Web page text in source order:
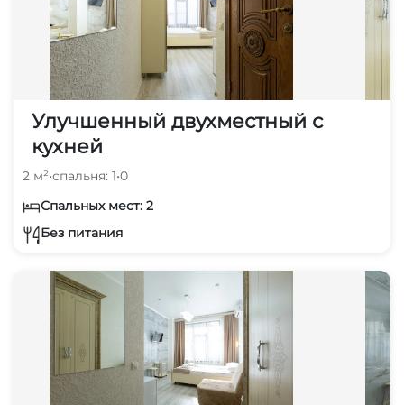
Улучшенный двухместный с
кухней
2 м²•спальня: 1•0
Спальных мест: 2
Без питания